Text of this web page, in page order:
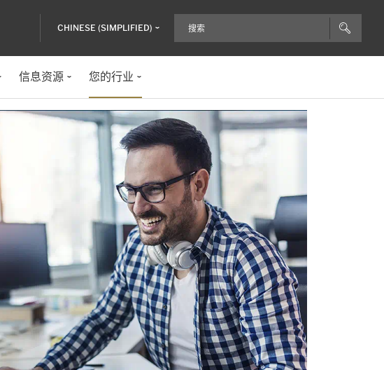
CHINESE (SIMPLIFIED)
信息资源 您的行业